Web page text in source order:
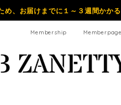
め、お届けまでに１～３週間かかる
Membership Memberpage